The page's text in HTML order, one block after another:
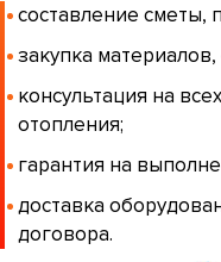
составление сметы,
закупка
консультация на
отопления;
гарантия на
доставка
договора.